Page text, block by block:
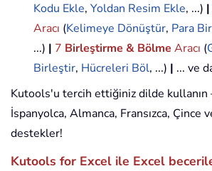
Kodu Ekle, Yoldan Resim Ekle, ...) |
Aracı (Kelimeye Dönüştür, Para
...) | 7 Birleştirme & Bölme Aracı (
Birleştir, Hücreleri Böl, ...) | ... ve
Kutools'u tercih ettiğiniz dilde kullanın
İspanyolca, Almanca, Fransızca, Çince
destekler!
Kutools for Excel ile Excel